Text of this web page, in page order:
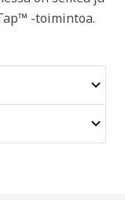
-toimintoa.